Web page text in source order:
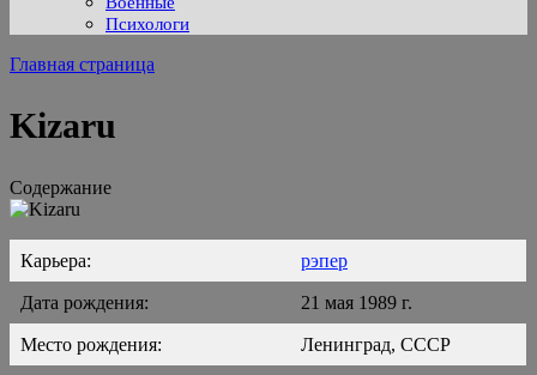
Психологи
Главная страница
Kizaru
Содержание
Карьера: рэпер
Дата рождения: 21 мая 1989 г.
Место рождения: Ленинград, СССР